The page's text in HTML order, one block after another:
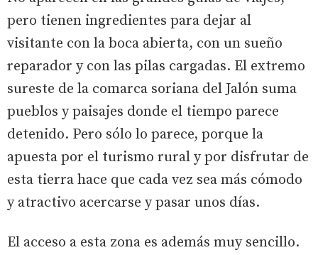
pero tienen ingredientes para dejar al
visitante con la boca abierta, con un sueño
reparador y con las pilas cargadas. El extremo
sureste de la comarca soriana del Jalón suma
pueblos y paisajes donde el tiempo parece
detenido. Pero sólo lo parece, porque la
apuesta por el turismo rural y por disfrutar de
esta tierra hace que cada vez sea más cómodo
y atractivo acercarse y pasar unos días.
El acceso a esta zona es además muy sencillo.